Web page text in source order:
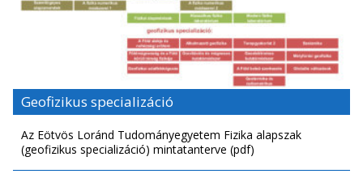
Geofizikus specializáció
Az Eötvös Loránd Tudományegyetem Fizika alapszak
(geofizikus specializáció) mintatanterve (pdf)